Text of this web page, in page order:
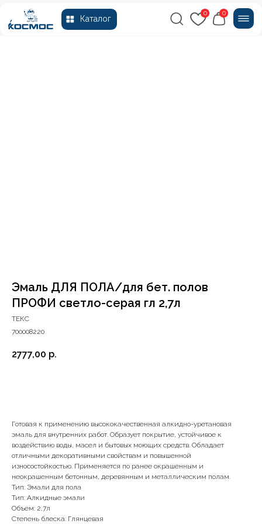
Каталог
Эмаль ДЛЯ ПОЛА/для бет. полов
ПРОФИ светло-серая гл 2,7л
ТЕКС
700008220
2777,00 р.
Готовая к применению высококачественная алкидно-уретановая
эмаль для внутренних работ. Образует покрытие, устойчивое к
воздействию воды, масел и бытовых моющих средств. Обладает
отличными декоративными свойствам и повышенной
износостойкостью. Применяется по ранее окрашенным и
неокрашенным бетонным, деревянным и металлическим полам.
Тип: Эмали для пола
Тип: Алкидные эмали
Объем: 2,7л
Степень блеска: Глянцевая
+7 (4112) 44‒73‒51